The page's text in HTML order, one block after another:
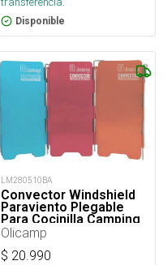
Disponible
LM280510BA
Convector Windshield
Paraviento Plegable
Para Cocinilla Camping
Olicamp
$ 20.990